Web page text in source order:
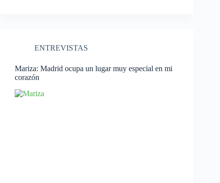
ENTREVISTAS
Mariza: Madrid ocupa un lugar muy especial en mi
corazón